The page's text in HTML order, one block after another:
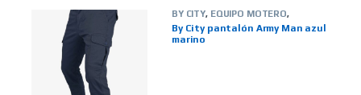
BY CITY, EQUIPO MOTERO,
MARCAS
TIENDA ON LINE
By City pantalón Army Man azul
marino